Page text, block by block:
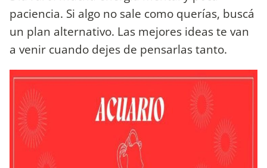
paciencia. Si algo no sale como querías, buscá
un plan alternativo. Las mejores ideas te van
a venir cuando dejes de pensarlas tanto.